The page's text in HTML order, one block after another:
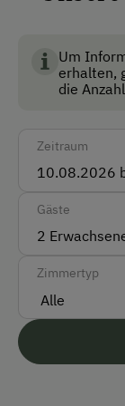
Vor Ort
Englisch
Garten/
BIO
Um
erhalten,
die
Zeitraum
Gäste
2
Zimmertyp